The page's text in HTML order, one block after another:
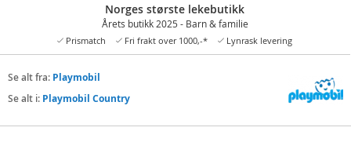
Norges største lekebutikk
Årets butikk 2025 - Barn & familie
Prismatch Fri frakt over 1000,-* Lynrask levering
Se alt fra: Playmobil
Se alt i: Playmobil Country